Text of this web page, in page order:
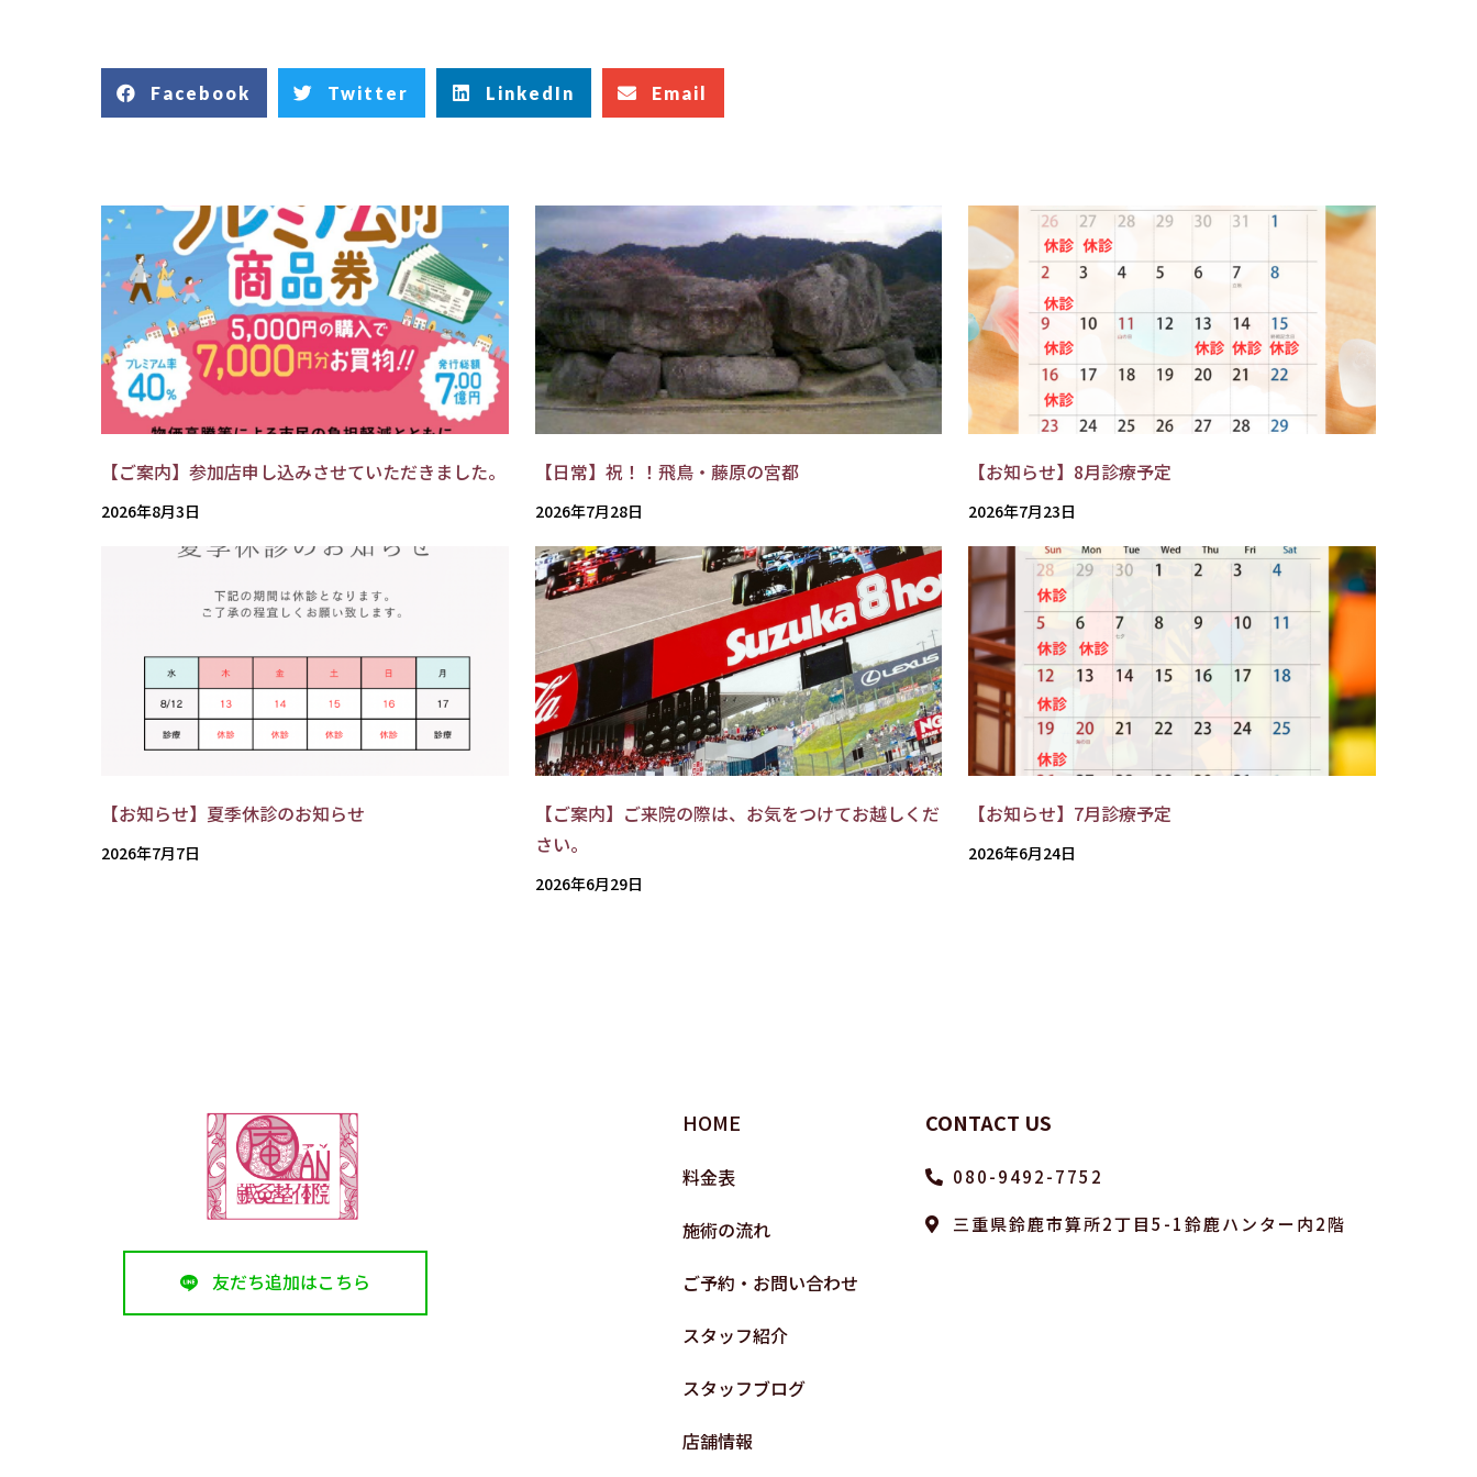
Facebook Twitter LinkedIn Email
【ご案内】参加店申し込みさせていただきました。
2026年8月3日
【日常】祝！！飛鳥・藤原の宮都
2026年7月28日
【お知らせ】8月診療予定
2026年7月23日
【お知らせ】夏季休診のお知らせ
2026年7月7日
【ご案内】ご来院の際は、お気をつけてお越しくだ
さい。
2026年6月29日
【お知らせ】7月診療予定
2026年6月24日
友だち追加はこちら
HOME
料金表
施術の流れ
ご予約・お問い合わせ
スタッフ紹介
スタッフブログ
店舗情報
CONTACT US
080-9492-7752
三重県鈴鹿市算所2丁目5-1鈴鹿ハンター内2階